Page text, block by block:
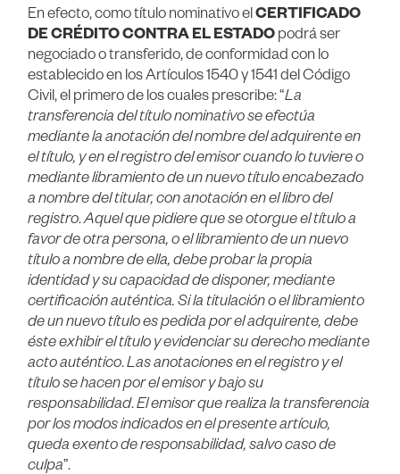
En efecto, como título nominativo elCERTIFICADO
DE CRÉDITO CONTRA EL ESTADOpodrá ser
negociado o transferido, de conformidad con lo
establecido en los Artículos 1540 y 1541 del Código
Civil, el primero de los cuales prescribe: “La
transferencia del título nominativo se efectúa
mediante la anotación del nombre del adquirente en
el título, y en el registro del emisor cuando lo tuviere o
mediante libramiento de un nuevo título encabezado
a nombre del titular, con anotación en el libro del
registro.Aquel que pidiere que se otorgue el título a
favor de otra persona, o el libramiento de un nuevo
título a nombre de ella, debe probar la propia
identidad y su capacidad de disponer, mediante
certificación auténtica. Si la titulación o el libramiento
de un nuevo título es pedida por el adquirente, debe
éste exhibir el título y evidenciar su derecho mediante
acto auténtico.Las anotaciones en el registro y el
título se hacen por el emisor y bajo su
responsabilidad.El emisor que realiza la transferencia
por los modos indicados en el presente artículo,
queda exento de responsabilidad, salvo caso de
culpa”.